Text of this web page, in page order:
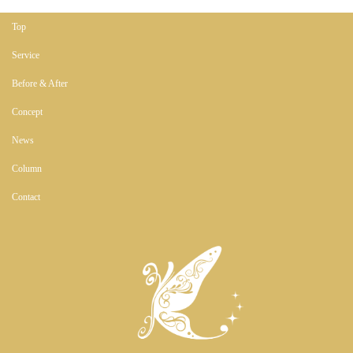
Top
Service
Before & After
Concept
News
Column
Contact